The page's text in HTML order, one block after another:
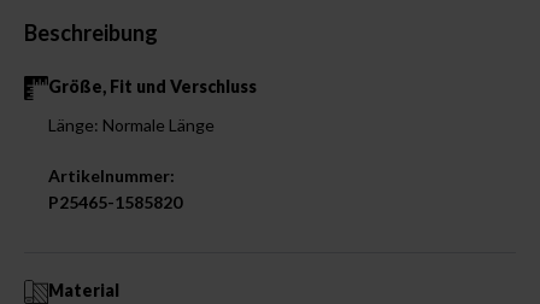
Beschreibung
Größe, Fit und Verschluss
Länge: Normale Länge
Artikelnummer:
P25465-1585820
Material